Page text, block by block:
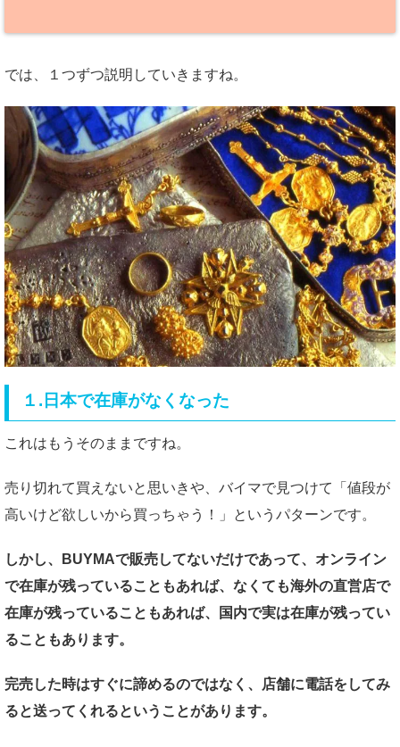
では、１つずつ説明していきますね。
１.日本で在庫がなくなった
これはもうそのままですね。
売り切れて買えないと思いきや、バイマで見つけて「値段が
高いけど欲しいから買っちゃう！」というパターンです。
しかし、BUYMAで販売してないだけであって、オンライン
で在庫が残っていることもあれば、なくても海外の直営店で
在庫が残っていることもあれば、国内で実は在庫が残ってい
ることもあります。
完売した時はすぐに諦めるのではなく、 店舗に電話をしてみ
ると送ってくれるということがあります。